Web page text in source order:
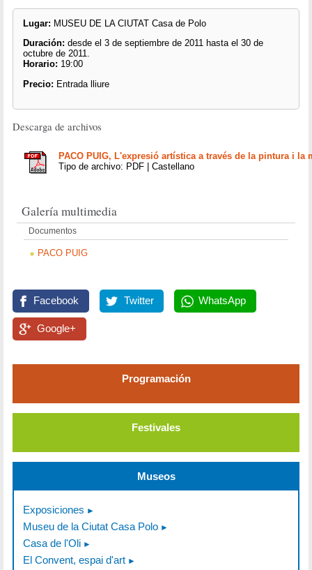
Lugar: MUSEU DE LA CIUTAT Casa de Polo
Duración: desde el 3 de septiembre de 2011 hasta el 30 de
octubre de 2011.
Horario: 19:00
Precio: Entrada lliure
Descarga de archivos
PACO PUIG, L'expresió artística a través de la pintura i la
Tipo de archivo: PDF | Castellano
Galería multimedia
Documentos
PACO PUIG
Facebook Twitter WhatsApp
Google+
Programación
Festivales
Museos
Exposiciones
Museu de la Ciutat Casa Polo
Casa de l'Oli
El Convent, espai d'art